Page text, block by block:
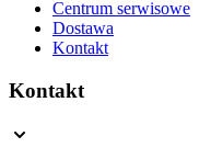
Centrum serwisowe
Dostawa
Kontakt
Kontakt